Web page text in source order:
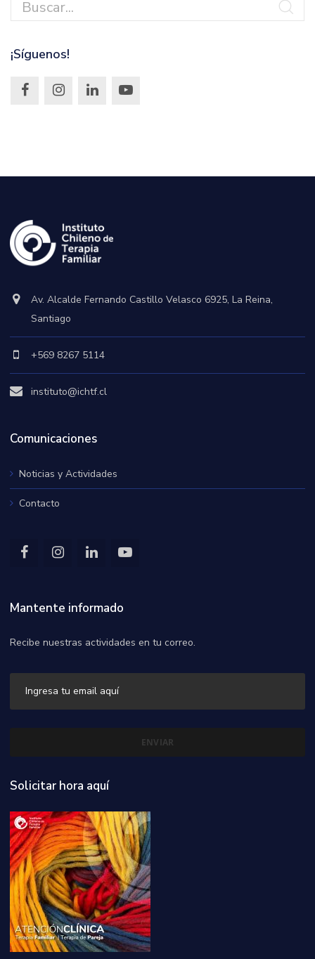
¡Síguenos!
Av. Alcalde Fernando Castillo Velasco 6925, La Reina,
Santiago
+569 8267 5114
instituto@ichtf.cl
Comunicaciones
Noticias y Actividades
Contacto
Mantente informado
Recibe nuestras actividades en tu correo.
Solicitar hora aquí